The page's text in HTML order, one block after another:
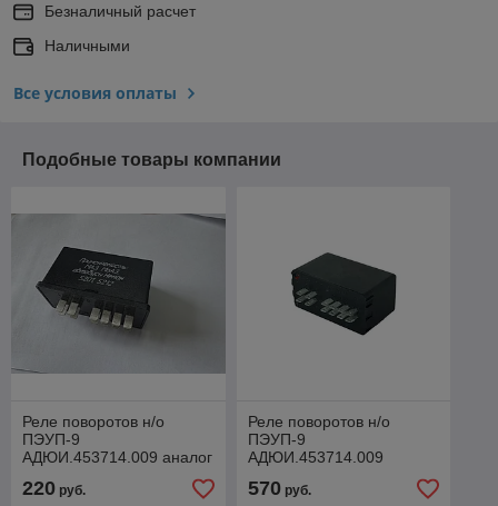
Безналичный расчет
Наличными
Все условия оплаты
Подобные товары компании
Реле поворотов н/о
ПЭУП-9
АДЮИ.453714.009 аналог
220 руб.
Реле поворотов н/о
ПЭУП-9
АДЮИ.453714.009
570руб.